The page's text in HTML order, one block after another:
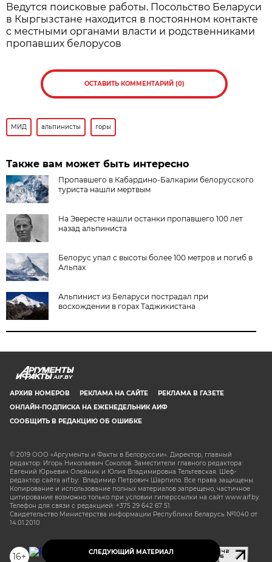
СЛЕДУЮЩИЙ МАТЕРИАЛ
Ведутся поисковые работы. Посольство Беларуси
в Кыргызстане находится в постоянном контакте
с местными органами власти и родственниками
пропавших белорусов
ОСТАВИТЬ КОММЕНТАРИЙ (0)
МИД альпинисты горы
Также вам может быть интересно
Пропавшего в Кабардино-Балкарии белорусского
туриста нашли мертвым
На Эвересте нашли останки пропавшего 100 лет
назад альпиниста
Белорус упал с высоты более 100 метров и погиб в
Альпах
Альпинист из Беларуси пострадал при
восхождении в горах Таджикистана
AIF.BY
АРХИВ НОМЕРОВ РЕКЛАМА НА САЙТЕ
РЕКЛАМА В ГАЗЕТЕ
ОНЛАЙН-ПОДПИСКА НА ЕЖЕНЕДЕЛЬНИК АИФ
СООБЩИТЬ В РЕДАКЦИЮ ОБ ОШИБКЕ
© 2019 ООО «Аргументы и Факты в Белоруссии». Директор, главный
редактор: Игорь Николаевич Соколов. Заместители главного редактора:
Евгений Юрьевич Олейник и Юлия Владимировна Тельтевская. Шеф-
редактор сайта aif.by: Владимир Петрович Шарпило. Все права защищены.
Копирование и использование полных материалов запрещено, частичное
цитирование возможно только при условии гиперссылки на сайт www.aif.by.
Телефон для связи с редакцией: +375 29 642 67 51.
Свидетельство Министерства информации Республики Беларусь №1040 от
14.01.2010
16+